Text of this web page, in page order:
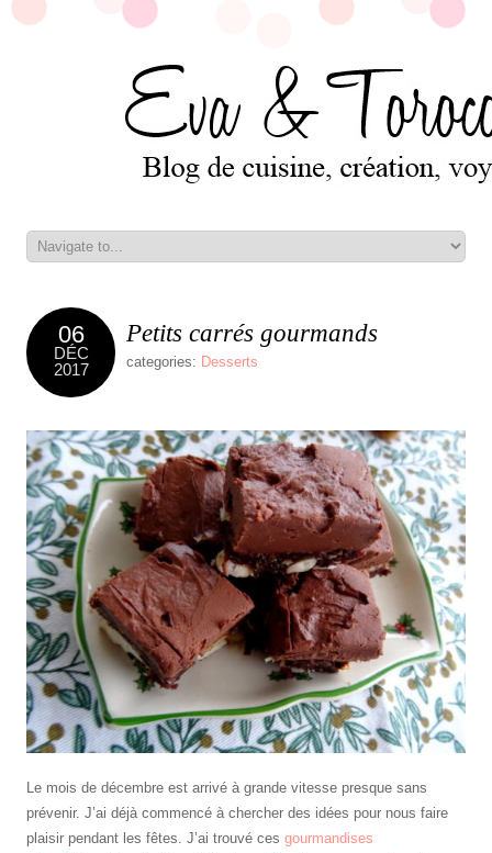
06
DÉC
2017
Petits carrés gourmands
categories: Desserts
Le mois de décembre est arrivé à grande vitesse presque sans
prévenir. J’ai déjà commencé à chercher des idées pour nous faire
plaisir pendant les fêtes. J’ai trouvé ces gourmandises